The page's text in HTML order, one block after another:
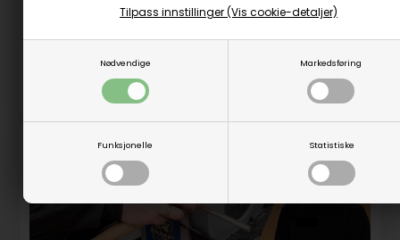
Nødvendige Markedsføring
Funksjonelle Statistiske
Tilpass innstillinger (Vis cookie-detaljer)
Vedlikehold av meisel med buet egg.